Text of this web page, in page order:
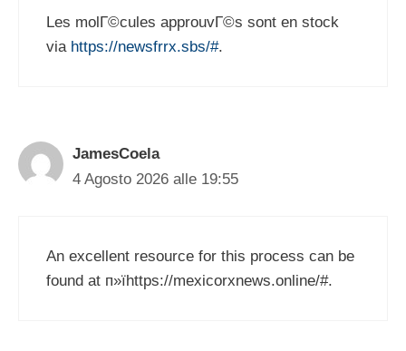
Les molГ©cules approuvГ©s sont en stock
via https://newsfrrx.sbs/#.
JamesCoela
4 Agosto 2026 alle 19:55
An excellent resource for this process can be
found at п»їhttps://mexicorxnews.online/#.